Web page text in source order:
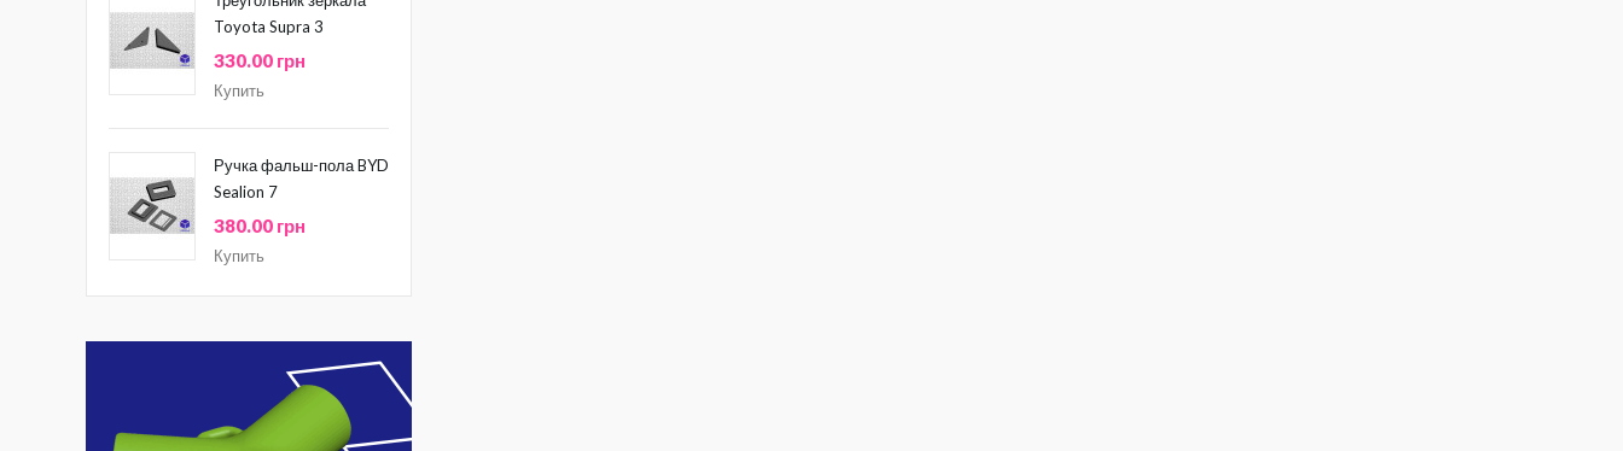
Toyota Supra 3
330.00 грн
Купить
Ручка фальш-пола BYD
Sealion 7
380.00 грн
Купить